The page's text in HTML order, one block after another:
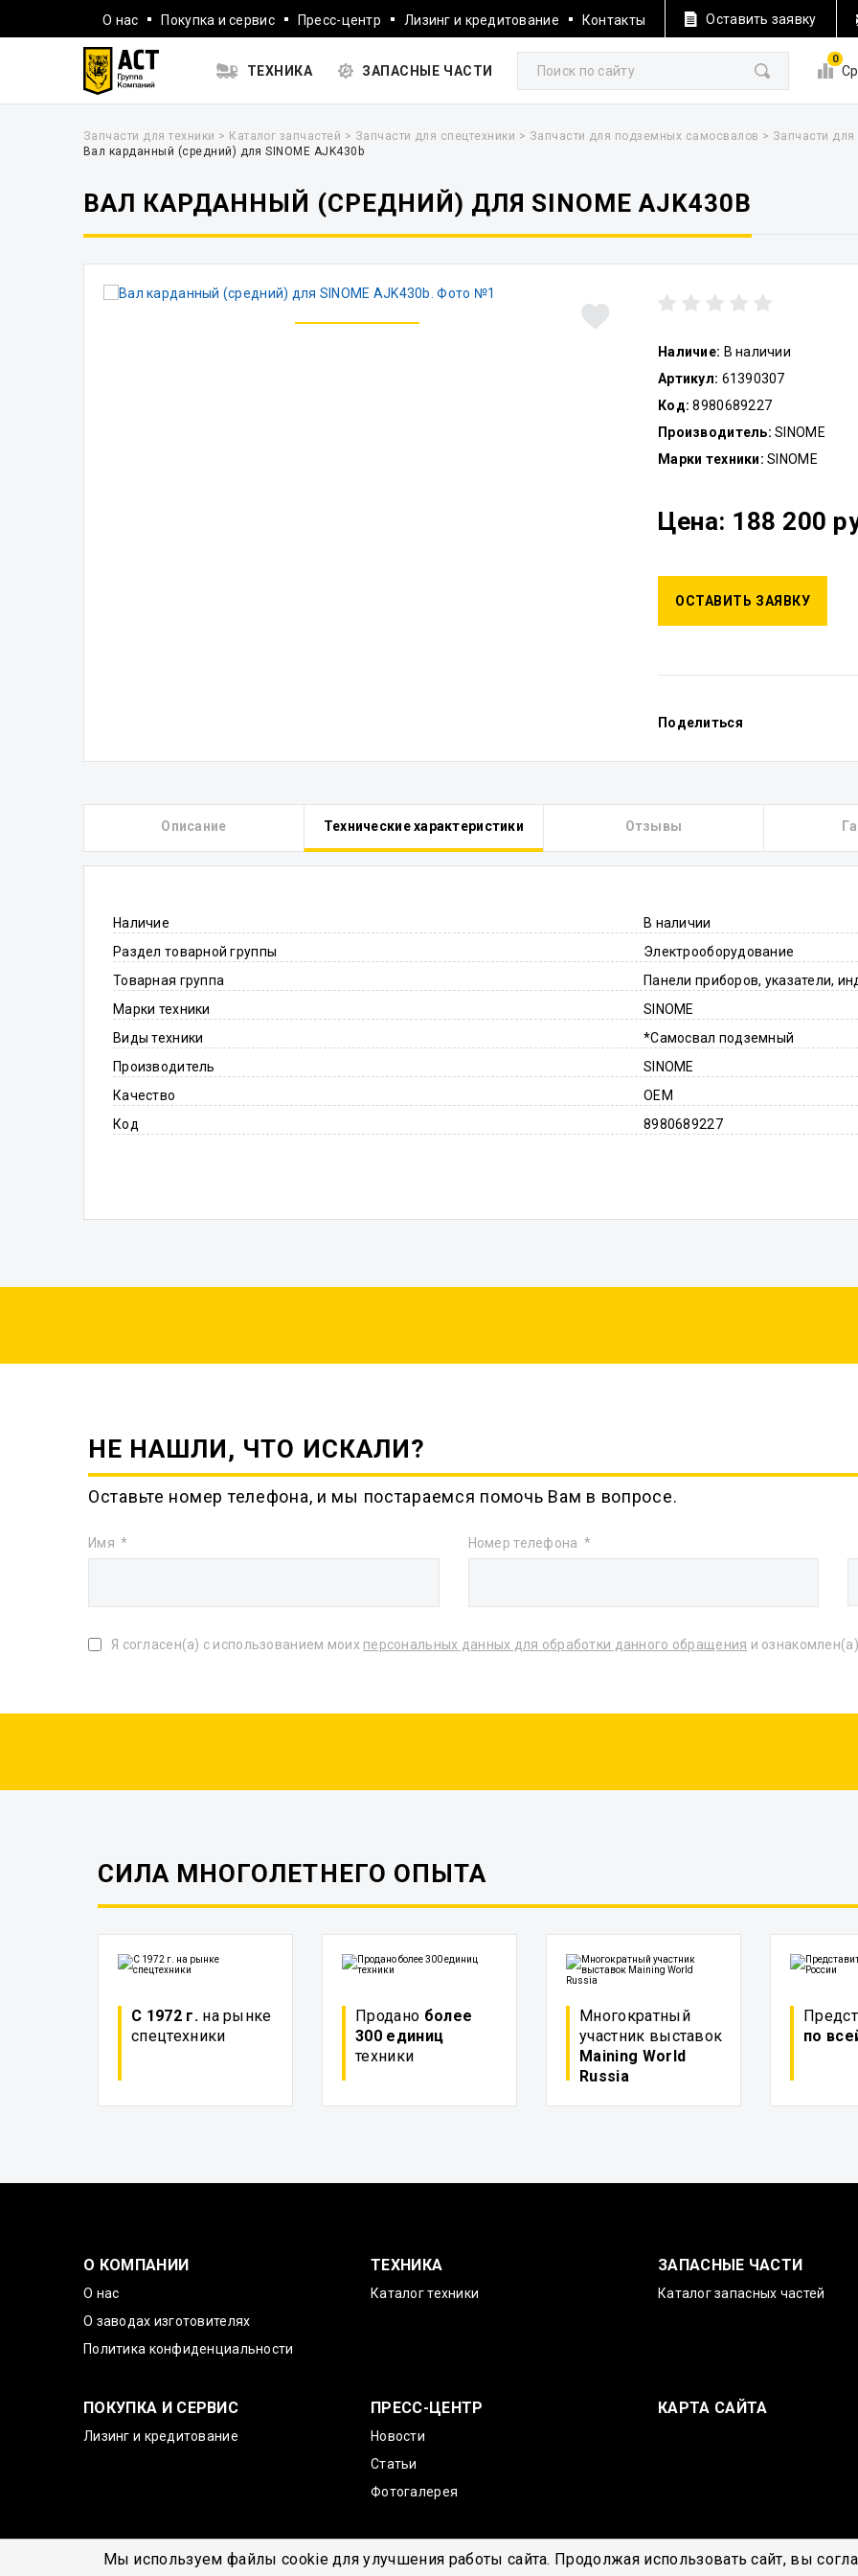
Мы используем файлы cookie для улучшения работы сайта. Продолжая использовать сайт, вы
О нас Покупка и сервис Пресс-центр Лизинг и кредитование Контакты Оставить заявку
ТЕХНИКА ЗАПАСНЫЕ ЧАСТИ
0
Запчасти для техники > Каталог запчастей > Запчасти для спецтехники > Запчасти для подземных самосвалов > Запчасти
Вал карданный (средний) для SINOME AJK430b
ВАЛ КАРДАННЫЙ (СРЕДНИЙ) ДЛЯ SINOME AJK430B
Наличие: В наличии
Артикул: 61390307
Код: 8980689227
Производитель: SINOME
Марки техники: SINOME
Цена: 188 200
ОСТАВИТЬ ЗАЯВКУ
Поделиться
Описание Технические характеристики Отзывы
Наличие
В наличии
Раздел товарной группы
Электрооборудование
Товарная группа
Панели приборов, указатели,
Марки техники
SINOME
Виды техники
*Самосвал подземный
Производитель
SINOME
Качество
OEM
Код
8980689227
НЕ НАШЛИ, ЧТО ИСКАЛИ?
Оставьте номер телефона, и мы постараемся помочь Вам в вопросе.
Имя Номер телефона
Я согласен(а) с использованием моих персональных данных для обработки данного обращения и
СИЛА МНОГОЛЕТНЕГО ОПЫТА
С 1972 г.на рынке
спецтехники
Продано более
300 единиц
техники
Многократный
участник выставок
Maining World
Russia
по
О КОМПАНИИ
О нас
О заводах изготовителях
Политика конфиденциальности
ТЕХНИКА
Каталог техники
ЗАПАСНЫЕ ЧАСТИ
Каталог запасных частей
ПОКУПКА И СЕРВИС
Лизинг и кредитование
ПРЕСС-ЦЕНТР
Новости
Статьи
Фотогалерея
КАРТА САЙТА